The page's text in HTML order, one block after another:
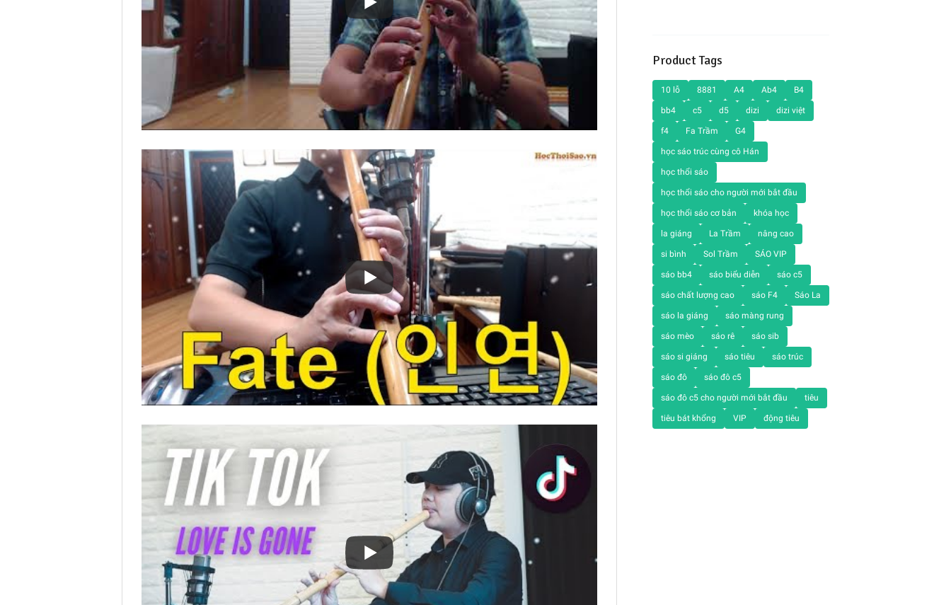
Product Tags
10 lỗ 8881 A4 Ab4 B4
bb4 c5 d5 dizi dizi việt
f4 Fa Trầm G4
học sáo trúc cùng cô Hán
học thổi sáo
học thổi sáo cho người mới bắt đầu
học thổi sáo cơ bản khóa học
la giáng La Trầm nâng cao
si bình Sol Trầm SÁO VIP
sáo bb4 sáo biểu diễn sáo c5
sáo chất lượng cao sáo F4 Sáo La
sáo la giáng sáo màng rung
sáo mèo sáo rê sáo sib
sáo si giáng sáo tiêu sáo trúc
sáo đô sáo đô c5
sáo đô c5 cho người mới bắt đầu tiêu
tiêu bát khổng VIP động tiêu